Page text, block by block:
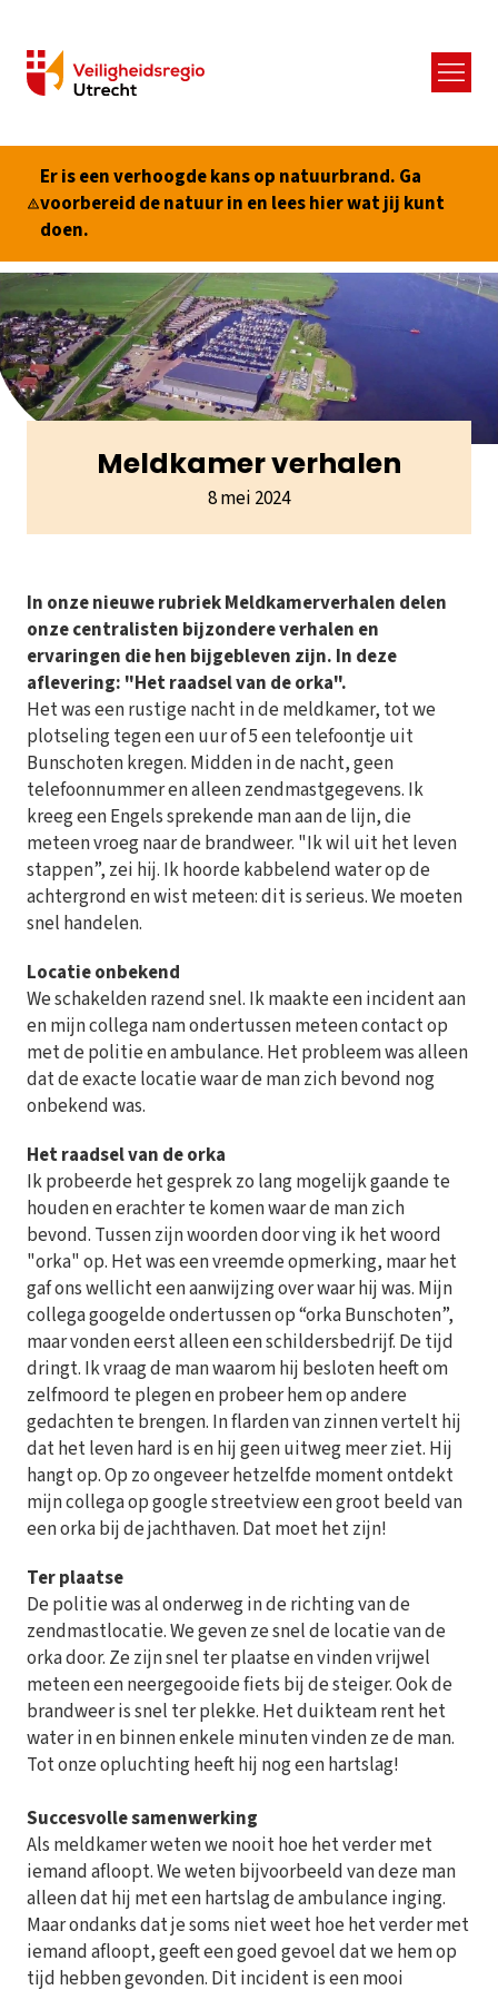
Menu
Er is een verhoogde kans op natuurbrand. Ga
voorbereid de natuur in en lees hier wat jij kunt
doen.
Meldkamer verhalen
8 mei 2024
In onze nieuwe rubriek Meldkamerverhalen delen
onze centralisten bijzondere verhalen en
ervaringen die hen bijgebleven zijn. In deze
aflevering: "Het raadsel van de orka".
Het was een rustige nacht in de meldkamer, tot we
plotseling tegen een uur of 5 een telefoontje uit
Bunschoten kregen. Midden in de nacht, geen
telefoonnummer en alleen zendmastgegevens. Ik
kreeg een Engels sprekende man aan de lijn, die
meteen vroeg naar de brandweer. "Ik wil uit het leven
stappen”, zei hij. Ik hoorde kabbelend water op de
achtergrond en wist meteen: dit is serieus. We moeten
snel handelen.
Locatie onbekend
We schakelden razend snel. Ik maakte een incident aan
en mijn collega nam ondertussen meteen contact op
met de politie en ambulance. Het probleem was alleen
dat de exacte locatie waar de man zich bevond nog
onbekend was.
Het raadsel van de orka
Ik probeerde het gesprek zo lang mogelijk gaande te
houden en erachter te komen waar de man zich
bevond. Tussen zijn woorden door ving ik het woord
"orka" op. Het was een vreemde opmerking, maar het
gaf ons wellicht een aanwijzing over waar hij was. Mijn
collega googelde ondertussen op “orka Bunschoten”,
maar vonden eerst alleen een schildersbedrijf. De tijd
dringt. Ik vraag de man waarom hij besloten heeft om
zelfmoord te plegen en probeer hem op andere
gedachten te brengen. In flarden van zinnen vertelt hij
dat het leven hard is en hij geen uitweg meer ziet. Hij
hangt op. Op zo ongeveer hetzelfde moment ontdekt
mijn collega op google streetview een groot beeld van
een orka bij de jachthaven. Dat moet het zijn!
Ter plaatse
De politie was al onderweg in de richting van de
zendmastlocatie. We geven ze snel de locatie van de
orka door. Ze zijn snel ter plaatse en vinden vrijwel
meteen een neergegooide fiets bij de steiger. Ook de
brandweer is snel ter plekke. Het duikteam rent het
water in en binnen enkele minuten vinden ze de man.
Tot onze opluchting heeft hij nog een hartslag!
Succesvolle samenwerking
Als meldkamer weten we nooit hoe het verder met
iemand afloopt. We weten bijvoorbeeld van deze man
alleen dat hij met een hartslag de ambulance inging.
Maar ondanks dat je soms niet weet hoe het verder met
iemand afloopt, geeft een goed gevoel dat we hem op
tijd hebben gevonden. Dit incident is een mooi